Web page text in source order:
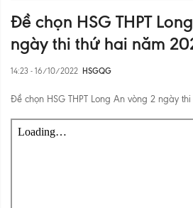
Đề chọn HSG THPT
ngày thi thứ hai năm
14:23 - 16/10/2022 HSGQG
Đề chọn HSG THPT Long An vòng 2 ngày